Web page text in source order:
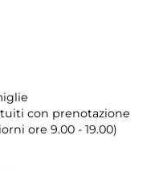
con prenotazione
ore 9.00 - 19.00)